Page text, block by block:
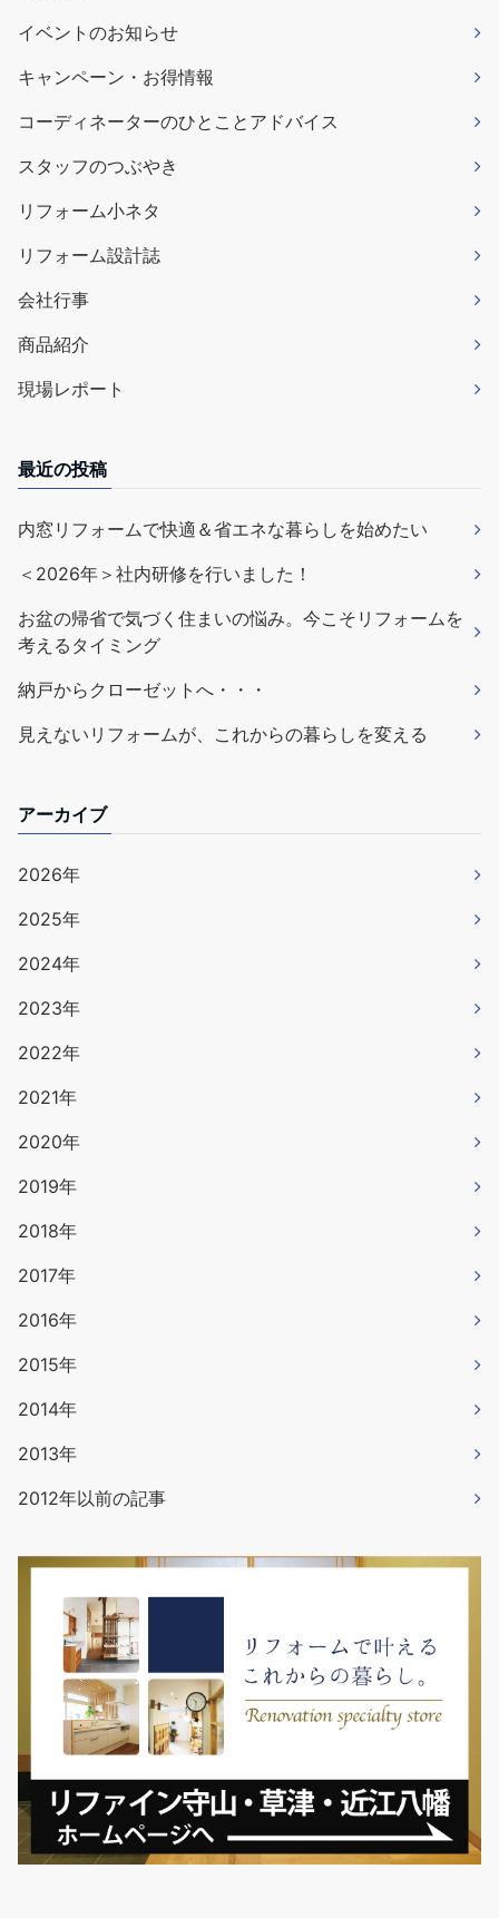
イベントのお知らせ
キャンペーン・お得情報
コーディネーターのひとことアドバイス
スタッフのつぶやき
リフォーム小ネタ
リフォーム設計誌
会社行事
商品紹介
現場レポート
最近の投稿
内窓リフォームで快適＆省エネな暮らしを始めたい
＜2026年＞社内研修を行いました！
お盆の帰省で気づく住まいの悩み。今こそリフォームを
考えるタイミング
納戸からクローゼットへ・・・
見えないリフォームが、これからの暮らしを変える
アーカイブ
2026年
2025年
2024年
2023年
2022年
2021年
2020年
2019年
2018年
2017年
2016年
2015年
2014年
2013年
2012年以前の記事